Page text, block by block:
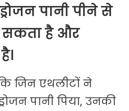
पानी पीने से
सकता है और
जिन एथलीटों ने
पानी पिया, उनकी